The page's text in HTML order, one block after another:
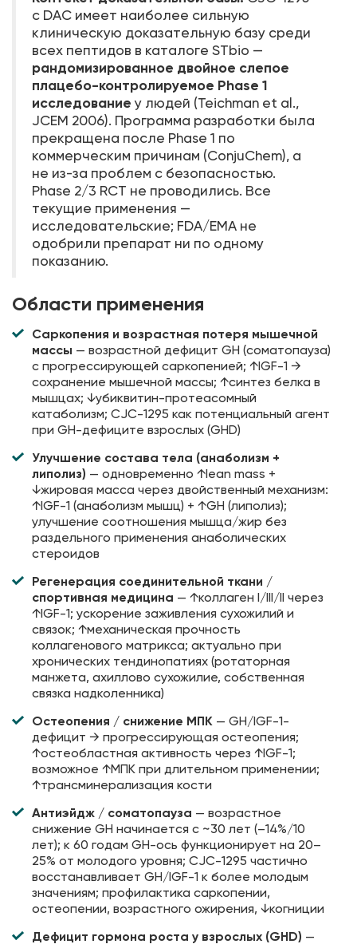
с DAC имеет наиболее сильную
клиническую доказательную базу среди
всех пептидов в каталоге STbio —
рандомизированное двойное слепое
плацебо-контролируемое Phase 1
исследование у людей (Teichman et al.,
JCEM 2006). Программа разработки была
прекращена после Phase 1 по
коммерческим причинам (ConjuChem), а
не из-за проблем с безопасностью.
Phase 2/3 RCT не проводились. Все
текущие применения —
исследовательские; FDA/EMA не
одобрили препарат ни по одному
показанию.
Области применения
Саркопения и возрастная потеря мышечной
массы — возрастной дефицит GH (соматопауза)
с прогрессирующей саркопенией; ↑IGF-1 →
сохранение мышечной массы; ↑синтез белка в
мышцах; ↓убиквитин-протеасомный
катаболизм; CJC-1295 как потенциальный агент
при GH-дефиците взрослых (GHD)
Улучшение состава тела (анаболизм +
липолиз) — одновременно ↑lean mass +
↓жировая масса через двойственный механизм:
↑IGF-1 (анаболизм мышц) + ↑GH (липолиз);
улучшение соотношения мышца/жир без
раздельного применения анаболических
стероидов
Регенерация соединительной ткани /
спортивная медицина — ↑коллаген I/III/II через
↑IGF-1; ускорение заживления сухожилий и
связок; ↑механическая прочность
коллагенового матрикса; актуально при
хронических тендинопатиях (ротаторная
манжета, ахиллово сухожилие, собственная
связка надколенника)
Остеопения / снижение МПК — GH/IGF-1-
дефицит → прогрессирующая остеопения;
↑остеобластная активность через ↑IGF-1;
возможное ↑МПК при длительном применении;
↑трансминерализация кости
Антиэйдж / соматопауза — возрастное
снижение GH начинается с ~30 лет (–14%/10
лет); к 60 годам GH-ось функционирует на 20–
25% от молодого уровня; CJC-1295 частично
восстанавливает GH/IGF-1 к более молодым
значениям; профилактика саркопении,
остеопении, возрастного ожирения, ↓когниции
Дефицит гормона роста у взрослых (GHD) —